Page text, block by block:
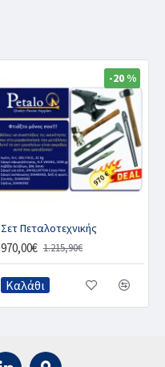
-20 %
Σετ Πεταλοτεχνικής
970,00€ 1.215,90€
Καλάθι